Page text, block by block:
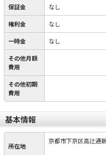
保証金 なし
権利金 なし
一時金 なし
その他月額
費用
その他初期
費用
基本情報
所在地
京都市下京区高辻通